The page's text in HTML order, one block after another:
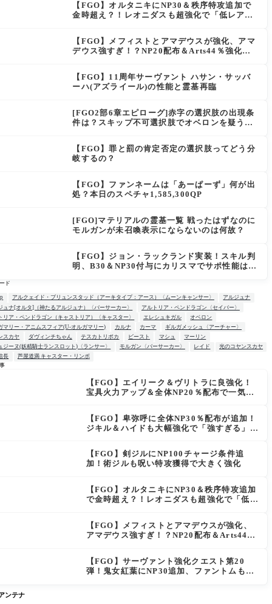
【FGO】オルタニキにNP30＆秩序特攻追加で
金時超え？！レオニダスも超強化で「低レアと
【FGO】メフィストとアマデウスが強化、アマ
デウス強すぎ！？NP20配布＆Arts44％強化に
【FGO】11周年サーヴァント ハサン・サッバ
ーハ(アズライール)の性能と霊基再臨
[FGO2部6章エピローグ]赤字の選択肢の出現条
件は？スキップ不可選択肢でオベロンを疑う選
出てくる
【FGO】罪と罰の肯定否定の選択肢ってどう分
岐するの？
【FGO】ファンネームは「あーぱーず」何が出
処？本日のスペチャ1,585,300QP
[FGO]マテリアルの霊基一覧 戦ったはずなのに
モルガンが未召喚表示にならないのは何故？
【FGO】ジョン・ラックランド実装！スキル判
明、B30＆NP30付与にカリスマでサポ性能は高
ド
アルクェイド・ブリュンスタッド（アーキタイプ：アース）〈ムーンキャンサー〉
アルジュナ
ュナ[オルタ]（神たるアルジュナ）〈バーサーカー〉
アルトリア・ペンドラゴン〈セイバー〉
リア・ペンドラゴン（キャストリア）〈キャスター〉
エレシュキガル
オベロン
マリー・アニムスフィア(U-オルガマリー)
カルナ カーマ
ギルガメッシュ〈アーチャー〉
スカヤ
ダヴィンチちゃん テスカトリポカ ビースト マシュ
マーリン
ジーヌ(妖精騎士ランスロット)〈ランサー〉
モルガン〈バーサーカー〉 レイド
光のコヤンスカヤ
長
芦屋道満 キャスター・リンボ
【FGO】エイリーク＆ヴリトラに良強化！
宝具火力アップ＆全体NP20％配布で一気に
【FGO】卑弥呼に全体NP30％配布が追加！
ジキル＆ハイドも大幅強化で「強すぎる」の
【FGO】剣ジルにNP100チャージ条件追
加！術ジルも呪い特攻獲得で大きく強化
【FGO】オルタニキにNP30＆秩序特攻追加
で金時超え？！レオニダスも超強化で「低レ
【FGO】メフィストとアマデウスが強化、
アマデウス強すぎ！？NP20配布＆Arts44％
【FGO】サーヴァント強化クエスト第20
弾！鬼女紅葉にNP30追加、ファントムも大
ンテナ